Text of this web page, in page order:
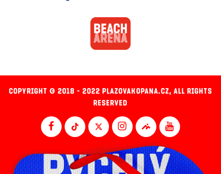
COPYRIGHT © 2018 - 2022 PLAZOVAKOPANA.CZ, ALL RIGHTS
RESERVED